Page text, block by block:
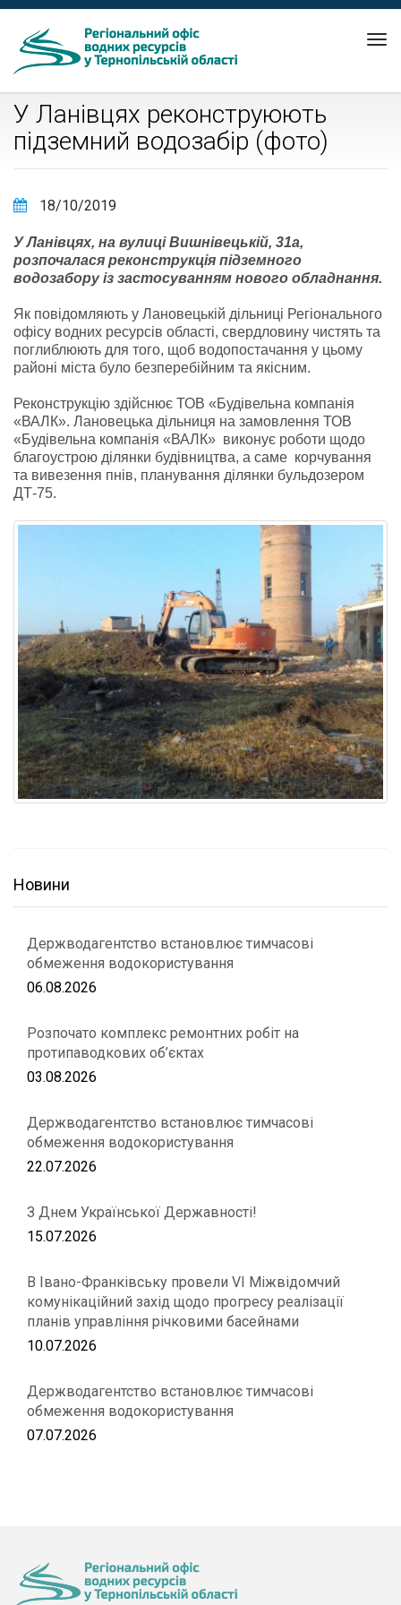
У Ланівцях реконструюють
підземний водозабір (фото)
18/10/2019
У Ланівцях, на вулиці Вишнівецькій, 31а,
розпочалася реконструкція підземного
водозабору із застосуванням нового обладнання.
Як повідомляють у Лановецькій дільниці Регіонального
офісу водних ресурсів області, свердловину чистять та
поглиблюють для того, щоб водопостачання у цьому
районі міста було безперебійним та якісним.
Реконструкцію здійснює ТОВ «Будівельна компанія
«ВАЛК». Лановецька дільниця на замовлення ТОВ
«Будівельна компанія «ВАЛК» виконує роботи щодо
благоустрою ділянки будівництва, а саме корчування
та вивезення пнів, планування ділянки бульдозером
ДТ-75.
Новини
Держводагентство встановлює тимчасові
обмеження водокористування
06.08.2026
Розпочато комплекс ремонтних робіт на
протипаводкових об’єктах
03.08.2026
Держводагентство встановлює тимчасові
обмеження водокористування
22.07.2026
З Днем Української Державності!
15.07.2026
В Івано-Франківську провели VІ Міжвідомчий
комунікаційний захід щодо прогресу реалізації
планів управління річковими басейнами
10.07.2026
Держводагентство встановлює тимчасові
обмеження водокористування
07.07.2026